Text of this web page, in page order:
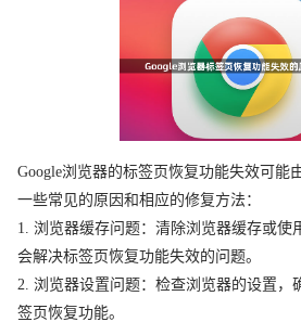
Google浏览器的标签页恢复功能失效可能
一些常见的原因和相应的修复方法：
1. 浏览器缓存问题：清除浏览器缓存或使
会解决标签页恢复功能失效的问题。
2. 浏览器设置问题：检查浏览器的设置，
签页恢复功能。